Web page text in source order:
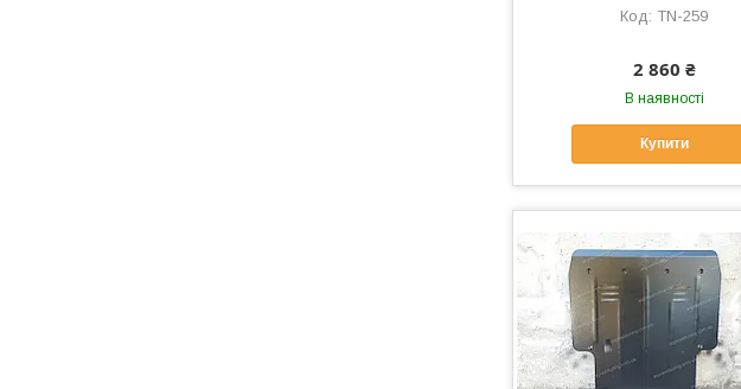
TN-259
2 860 ₴
В наявності
Купити